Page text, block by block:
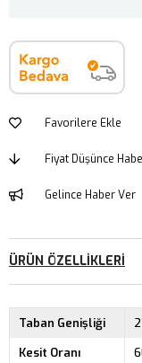
Favorilere Ekle
Fiyat Düşünce
Gelince Haber Ver
ÜRÜN ÖZELLIKLERI
Taban Genişliği
Kesit Oranı